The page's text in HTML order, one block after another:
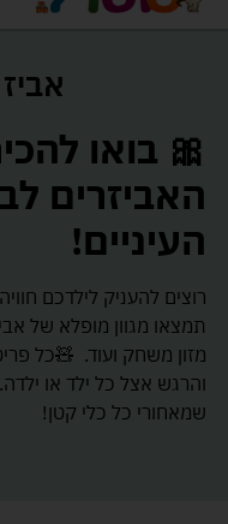
🎀 בואו
האביזרים
העיניים!
רוצים להעניק לילדכם
תמצאו מגוון מופלא של
מזון משחק ועוד. 🧸כל
והרגש אצל כל ילד או
שמאחורי כל כלי קטן!